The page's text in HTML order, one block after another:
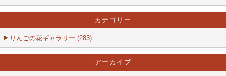
カテゴリー
りんごの花ギャラリー (283)
アーカイブ